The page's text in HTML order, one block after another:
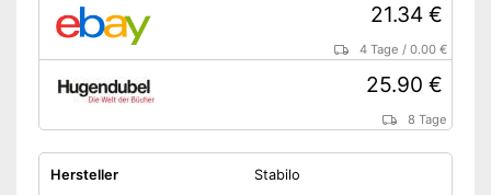
21.34 €
4 Tage /0.00 €
25.90 €
8 Tage
Hersteller
Stabilo